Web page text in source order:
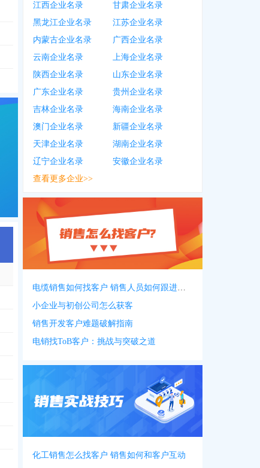
0546***1896
0546***9266
0546***0725 1358***9009 0546***7015 ，0546***0701
江西企业名录
甘肃企业名录
黑龙江企业名录
江苏企业名录
内蒙古企业名录
广西企业名录
云南企业名录
上海企业名录
陕西企业名录
山东企业名录
广东企业名录
贵州企业名录
吉林企业名录
海南企业名录
澳门企业名录
新疆企业名录
天津企业名录
湖南企业名录
辽宁企业名录
安徽企业名录
查看更多企业>>
电缆销售如何找客户 销售人员如何跟进客户
小企业与初创公司怎么获客
销售开发客户难题破解指南
电销找ToB客户：挑战与突破之道
化工销售怎么找客户 销售如何和客户互动